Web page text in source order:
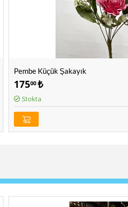
Pembe Küçük Şakayık
17500 ₺
Stokta